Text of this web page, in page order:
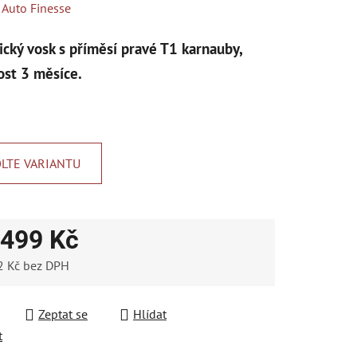
Auto Finesse
vosk s příměsí pravé T1 karnauby,
3 měsíce.
VARIANTU
499 Kč
Kč bez DPH
Zeptat se
Hlídat